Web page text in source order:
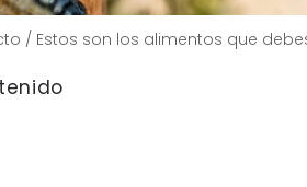
/ Estos son los alimentos que